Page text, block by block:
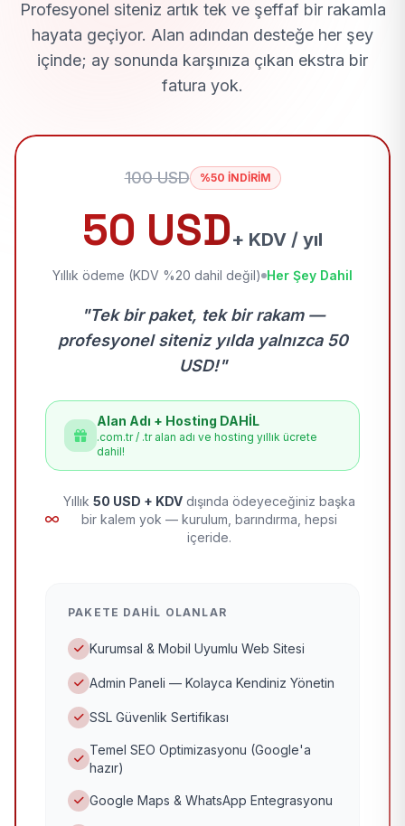
Profesyonel siteniz artık tek ve şeffaf bir rakamla
hayata geçiyor. Alan adından desteğe her şey
içinde; ay sonunda karşınıza çıkan ekstra bir
fatura yok.
100 USD %50 İNDİRİM
50 USD+ KDV / yıl
Yıllık ödeme (KDV %20 dahil değil) Her Şey Dahil
"Tek bir paket, tek bir rakam —
profesyonel siteniz yılda yalnızca 50
USD!"
Alan Adı + Hosting DAHİL
.com.tr / .tr alan adı ve hosting yıllık ücrete
dahil!
Yıllık 50 USD + KDV dışında ödeyeceğiniz başka
bir kalem yok — kurulum, barındırma, hepsi
içeride.
PAKETE DAHIL OLANLAR
Kurumsal & Mobil Uyumlu Web Sitesi
Admin Paneli — Kolayca Kendiniz Yönetin
SSL Güvenlik Sertifikası
Temel SEO Optimizasyonu (Google'a
hazır)
Google Maps & WhatsApp Entegrasyonu